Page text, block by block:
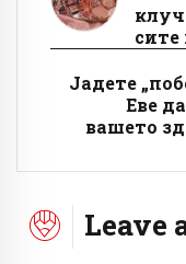
сите
Јадете
Еве
вашето
Leave